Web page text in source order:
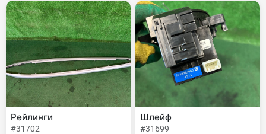
Рейлинги
#31702
Шлейф
#31699